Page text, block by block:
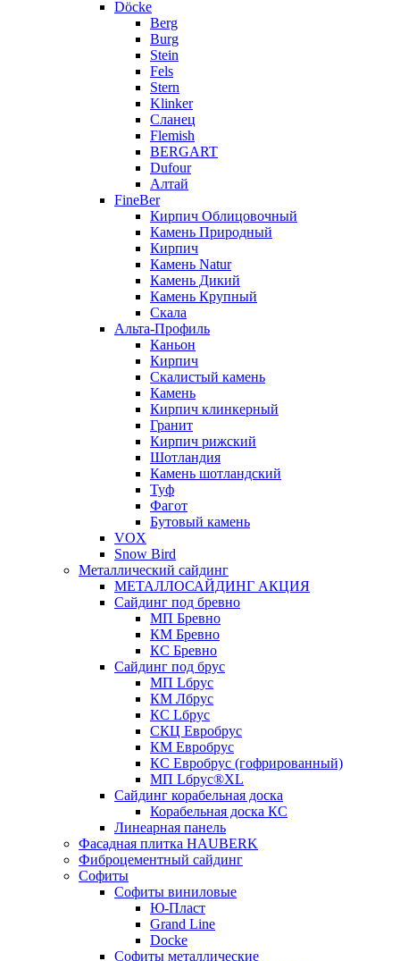
Döcke
Berg
Burg
Stein
Fels
Stern
Klinker
Сланец
Flemish
BERGART
Dufour
Алтай
FineBer
Кирпич Облицовочный
Камень Природный
Кирпич
Камень Natur
Камень Дикий
Камень Крупный
Скала
Альта-Профиль
Каньон
Кирпич
Скалистый камень
Камень
Кирпич клинкерный
Гранит
Кирпич рижский
Шотландия
Камень шотландский
Туф
Фагот
Бутовый камень
VOX
Snow Bird
Металлический сайдинг
МЕТАЛЛОСАЙДИНГ АКЦИЯ
Сайдинг под бревно
МП Бревно
КМ Бревно
КС Бревно
Сайдинг под брус
МП Lбрус
КМ Лбрус
КС Lбрус
СКЦ Евробрус
КМ Евробрус
КС Евробрус (гофрированный)
МП Lбрус®XL
Сайдинг корабельная доска
Корабельная доска КС
Линеарная панель
Фасадная плитка HAUBERK
Фиброцементный сайдинг
Софиты
Софиты виниловые
Ю-Пласт
Grand Line
Docke
Софиты металлические